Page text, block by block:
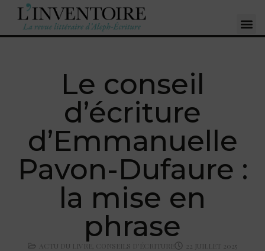
Le conseil
d’écriture
d’Emmanuelle
Pavon-Dufaure :
la mise en
phrase
ACTU DU LIVRE CONSEILS D'ÉCRITURE 22 JUILLET 2025